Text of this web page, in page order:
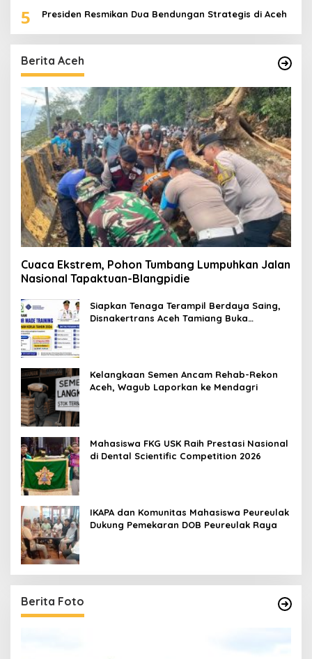
5 Presiden Resmikan Dua Bendungan Strategis di Aceh
Berita Aceh
Cuaca Ekstrem, Pohon Tumbang Lumpuhkan Jalan
Nasional Tapaktuan-Blangpidie
Siapkan Tenaga Terampil Berdaya Saing,
Disnakertrans Aceh Tamiang Buka
Kelangkaan Semen Ancam Rehab-Rekon
Aceh, Wagub Laporkan ke Mendagri
Mahasiswa FKG USK Raih Prestasi Nasional
di Dental Scientific Competition 2026
IKAPA dan Komunitas Mahasiswa Peureulak
Dukung Pemekaran DOB Peureulak Raya
Berita Foto